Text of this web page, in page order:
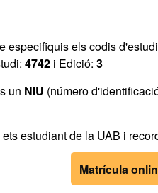
especifiquis els codis
4742 i Edició: 3
un NIU (número
ets estudiant de la UAB i
Matrícula